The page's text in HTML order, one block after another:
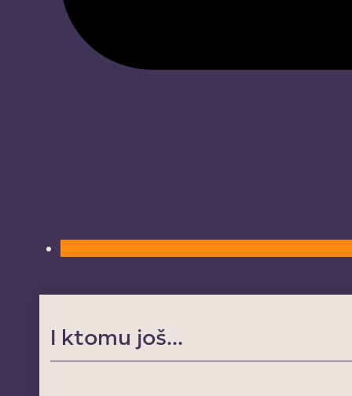
I ktomu još...